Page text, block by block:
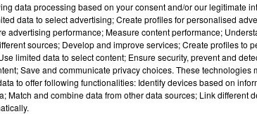
data processing based on your consent and/or our legitimate
data to select advertising; Create profiles for personalised
advertising performance; Measure content performance;
sources; Develop and improve services; Create profiles to
limited data to select content; Ensure security, prevent and
Save and communicate privacy choices. These technologies
to offer following functionalities: Identify devices based on
Match and combine data from other data sources; Link different